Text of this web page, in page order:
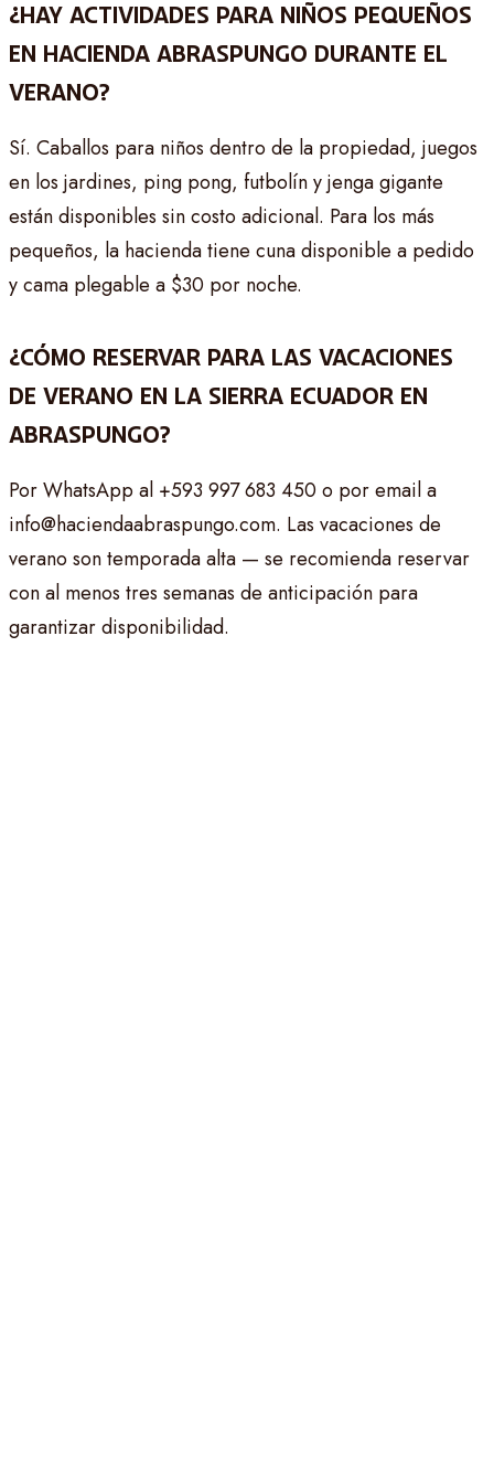
¿HAY ACTIVIDADES PARA NIÑOS PEQUEÑOS
EN HACIENDA ABRASPUNGO DURANTE EL
VERANO?
Sí. Caballos para niños dentro de la propiedad, juegos
en los jardines, ping pong, futbolín y jenga gigante
están disponibles sin costo adicional. Para los más
pequeños, la hacienda tiene cuna disponible a pedido
y cama plegable a $30 por noche.
¿CÓMO RESERVAR PARA LAS VACACIONES
DE VERANO EN LA SIERRA ECUADOR EN
ABRASPUNGO?
Por WhatsApp al +593 997 683 450 o por email a
info@haciendaabraspungo.com. Las vacaciones de
verano son temporada alta — se recomienda reservar
con al menos tres semanas de anticipación para
garantizar disponibilidad.